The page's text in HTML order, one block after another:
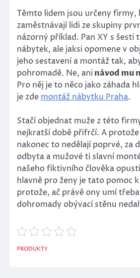
Těmto lidem jsou určeny firmy,
zaměstnávají lidi ze skupiny
názorný příklad. Pan XY s šesti
nábytek, ale jaksi opomene v
jeho sestavení a montáž tak,
pohromadě. Ne, ani návod mu
Pro něj je to něco jako záhada
je zde montáž nábytku Praha.
Stačí objednat muže z této
nejkratší době přifrčí. A
nakonec to nedělají poprvé, za
odbyta a mužové ti slavní
našeho fiktivního člověka
hlavně pro ženy je tato pomoc
protože, ač právě ony umí
dohromady obývací stěnu
PRODUKTY